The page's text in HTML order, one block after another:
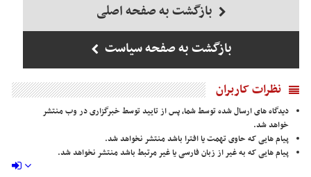
بازگشت به صفحه اصلی
بازگشت به صفحه سیاست
نظرات کاربران
دیدگاه های ارسال شده توسط شما، پس از تایید توسط خبرگزاری در وب منتشر
خواهد شد.
پیام هایی که حاوی تهمت یا افترا باشد منتشر نخواهد شد.
پیام هایی که به غیر از زبان فارسی یا غیر مرتبط باشد منتشر نخواهد شد.